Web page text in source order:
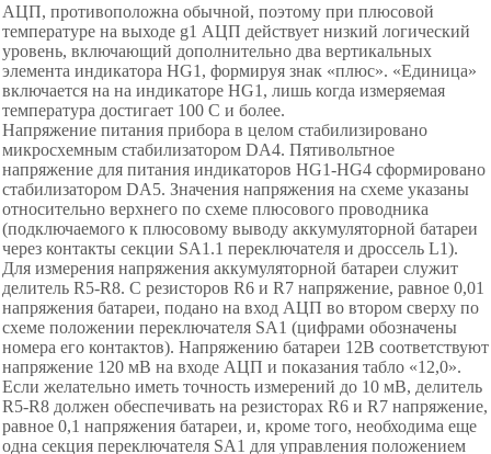
АЦП, противоположна обычной, поэтому при плюсовой
температуре на выходе g1 АЦП действует низкий логический
уровень, включающий дополнительно два вертикальных
элемента индикатора НG1, формируя знак «плюс». «Единица»
включается на на индикаторе HG1, лишь когда измеряемая
температура достигает 100 С и более.
Напряжение питания прибора в целом стабилизировано
микросхемным стабилизатором DA4. Пятивольтное
напряжение для питания индикаторов HG1-НG4 сформировано
стабилизатором DА5. Значения напряжения на схеме указаны
относительно верхнего по схеме плюсового проводника
(подключаемого к плюсовому выводу аккумуляторной батареи
через контакты секции SА1.1 переключателя и дроссель L1).
Для измерения напряжения аккумуляторной батареи служит
делитель R5-R8. С резисторов R6 и R7 напряжение, равное 0,01
напряжения батареи, подано на вход АЦП во втором сверху по
схеме положении переключателя SА1 (цифрами обозначены
номера его контактов). Напряжению батареи 12В соответствуют
напряжение 120 мВ на входе АЦП и показания табло «1 2,0».
Если желательно иметь точность измерений до 10 мВ, делитель
R5-R8 должен обеспечивать на резисторах R6 и R7 напряжение,
равное 0,1 напряжения батареи, и, кроме того, необходима еще
одна секция переключателя SА1 для управления положением